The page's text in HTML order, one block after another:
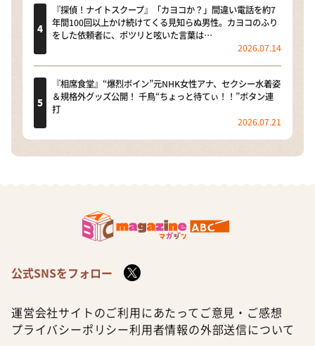
『探偵！ナイトスクープ』「カヨコか？」間違い電話を約7
年間100回以上かけ続けてくる見知らぬ男性。カヨコのふり
をした依頼者に、ポツリと呟いた言葉は…
2026.07.14
『相席食堂』“爆烈ボイン”元NHK女性アナ、セクシー水着姿
＆規格外グッズ公開！ 千鳥“ちょっと待てぃ！！”ボタン連
打
2026.07.21
公式SNSをフォロー
運営会社サイトのご利用にあたって ご意見・ご感想
プライバシーポリシー利用者情報の外部送信について